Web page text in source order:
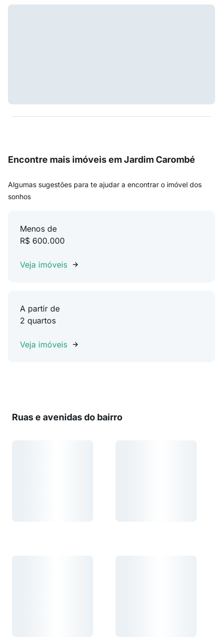
Encontre mais imóveis em Jardim Carombé
Algumas sugestões para te ajudar a encontrar o imóvel dos
sonhos
Menos de
R$ 600.000
Veja imóveis
A partir de
2 quartos
Veja imóveis
Ruas e avenidas do bairro